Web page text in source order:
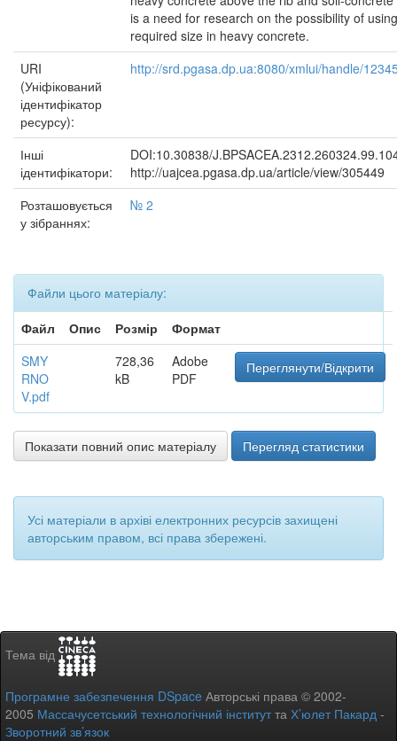
is a need for research on the possibility of
required size in heavy concrete.
URI
(Уніфікований
ідентифікатор
ресурсу):
http://srd.pgasa.dp.ua:8080/xmlui/handle/
Інші
ідентифікатори:
DOI:10.30838/
http://uajcea.pgasa.dp.ua/article/view/305449
Розташовується
у зібраннях:
№ 2
Файли цього матеріалу:
Файл
Опис Розмір
Формат
SMY
RNO
V.pdf
728,36
kB
Adobe
PDF
Переглянути/Відкрити
Показати повний опис матеріалу Перегляд статистики
Усі матеріали в архіві електронних ресурсів захищені
авторським правом, всі права збережені.
Тема від
Програмне забезпечення DSpace Авторські права © 2002-
2005 Массачусетський технологічний інститутта Х’юлет Пакард -
Зворотний зв’язок